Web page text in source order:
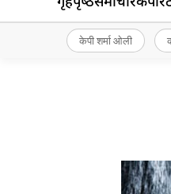
केपी शर्मा ओली